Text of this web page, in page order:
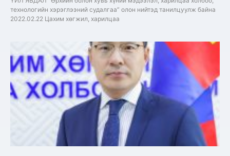
технологийн хэрэглээний судалгаа” олон нийтэд танилцуулж байна
2022.02.22 Цахим хөгжил, харилцаа